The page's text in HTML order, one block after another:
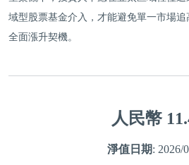
域型股票基金介入，才能避免單一市場
全面漲升契機。
人民幣
淨值日期: 2026/